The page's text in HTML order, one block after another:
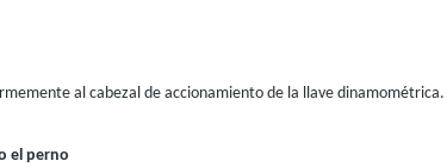
al cabezal de accionamiento de la llave dinamométrica.
el perno